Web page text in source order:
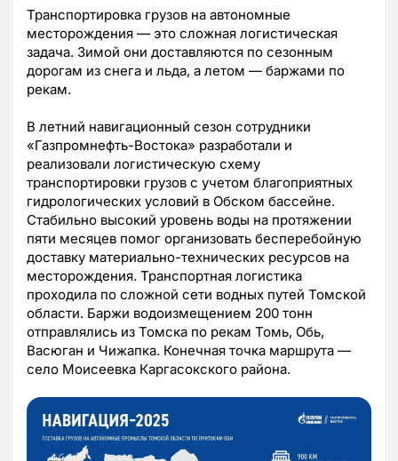
Транспортировка грузов на автономные
месторождения — это сложная логистическая
задача. Зимой они доставляются по сезонным
дорогам из снега и льда, а летом — баржами по
рекам.
В летний навигационный сезон сотрудники
«Газпромнефть-Востока» разработали и
реализовали логистическую схему
транспортировки грузов с учетом благоприятных
гидрологических условий в Обском бассейне.
Стабильно высокий уровень воды на протяжении
пяти месяцев помог организовать бесперебойную
доставку материально-технических ресурсов на
месторождения. Транспортная логистика
проходила по сложной сети водных путей Томской
области. Баржи водоизмещением 200 тонн
отправлялись из Томска по рекам Томь, Обь,
Васюган и Чижапка. Конечная точка маршрута —
село Моисеевка Каргасокского района.